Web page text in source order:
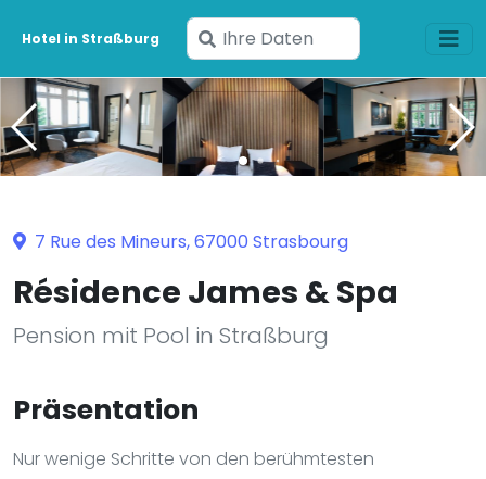
Hotel in Straßburg
Geben
Sie
Ihre
Daten
ein
7 Rue des Mineurs, 67000 Strasbourg
Résidence James & Spa
Pension mit Pool in Straßburg
Präsentation
Nur wenige Schritte von den berühmtesten